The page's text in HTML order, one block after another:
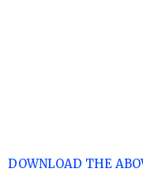
DOWNLOAD THE